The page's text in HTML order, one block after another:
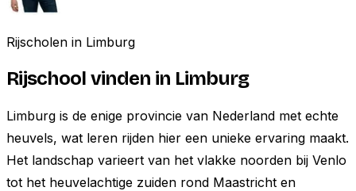
Rijscholen in Limburg
Rijschool vinden in Limburg
Limburg is de enige provincie van Nederland met echte
heuvels, wat leren rijden hier een unieke ervaring maakt.
Het landschap varieert van het vlakke noorden bij Venlo
tot het heuvelachtige zuiden rond Maastricht en